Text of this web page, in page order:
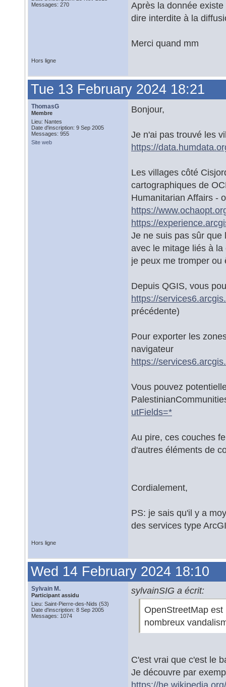
Messages: 270
Après la donnée
dire interdite à la
Merci quand mm
Hors ligne
Tue 13 February 2024 18:21
ThomasG
Membre
Lieu: Nantes
Date d'inscription: 9 Sep 2005
Messages: 955
Site web
Bonjour,
Je n'ai pas trouvé les
https://
Les villages côté
cartographiques de
Humanitarian Affairs -
https://
https://
Je ne suis pas sûr que
avec le mitage liés à
je peux me tromper ou
Depuis QGIS, vous
https://
précédente)
Pour exporter les
navigateur
https://
Vous pouvez
utFields=*
Au pire, ces couches
d'autres éléments de
Cordialement,
PS: je sais qu'il y a
des services type
Hors ligne
Wed 14 February 2024 18:10
Sylvain M.
Participant assidu
Lieu: Saint-Pierre-des-Nids (53)
Date d'inscription: 8 Sep 2005
Messages: 1074
sylvainSIG a écrit:
OpenStreetMap
nombreux
C'est vrai que c'est le
Je découvre par
https://